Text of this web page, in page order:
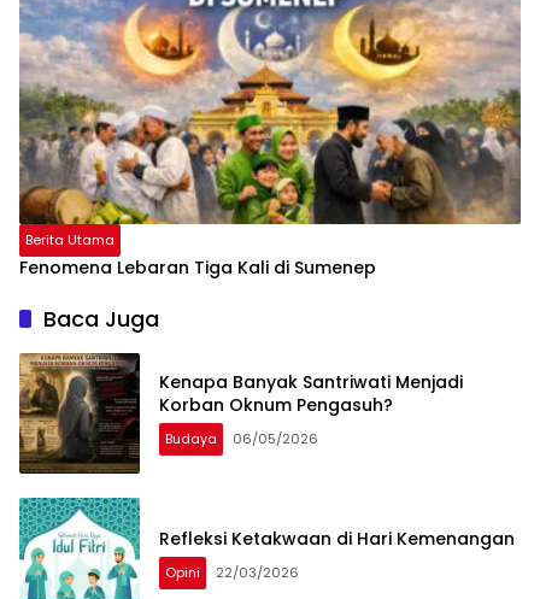
Berita Utama
Fenomena Lebaran Tiga Kali di Sumenep
Baca Juga
Kenapa Banyak Santriwati Menjadi
Korban Oknum Pengasuh?
Budaya 06/05/2026
Refleksi Ketakwaan di Hari Kemenangan
Opini 22/03/2026